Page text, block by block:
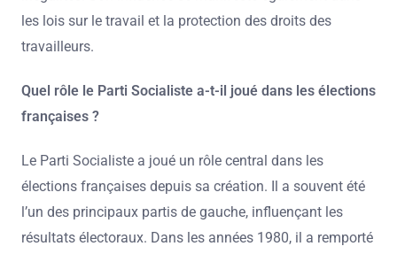
les lois sur le travail et la protection des droits des
travailleurs.
Quel rôle le Parti Socialiste a-t-il joué dans les élections
françaises ?
Le Parti Socialiste a joué un rôle central dans les
élections françaises depuis sa création. Il a souvent été
l’un des principaux partis de gauche, influençant les
résultats électoraux. Dans les années 1980, il a remporté